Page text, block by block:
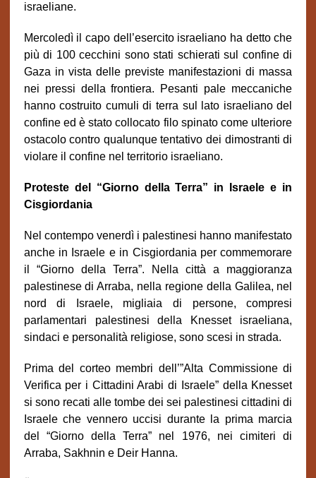
israeliane.
Mercoledì il capo dell’esercito israeliano ha detto che
più di 100 cecchini sono stati schierati sul confine di
Gaza in vista delle previste manifestazioni di massa
nei pressi della frontiera. Pesanti pale meccaniche
hanno costruito cumuli di terra sul lato israeliano del
confine ed è stato collocato filo spinato come ulteriore
ostacolo contro qualunque tentativo dei dimostranti di
violare il confine nel territorio israeliano.
Proteste del “Giorno della Terra” in Israele e in
Cisgiordania
Nel contempo venerdì i palestinesi hanno manifestato
anche in Israele e in Cisgiordania per commemorare
il “Giorno della Terra”. Nella città a maggioranza
palestinese di Arraba, nella regione della Galilea, nel
nord di Israele, migliaia di persone, compresi
parlamentari palestinesi della Knesset israeliana,
sindaci e personalità religiose, sono scesi in strada.
Prima del corteo membri dell’”Alta Commissione di
Verifica per i Cittadini Arabi di Israele” della Knesset
si sono recati alle tombe dei sei palestinesi cittadini di
Israele che vennero uccisi durante la prima marcia
del “Giorno della Terra” nel 1976, nei cimiteri di
Arraba, Sakhnin e Deir Hanna.